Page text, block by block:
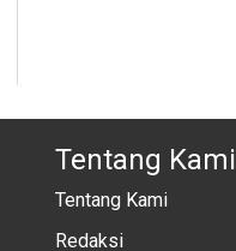
Tentang Kami
Tentang Kami
Redaksi